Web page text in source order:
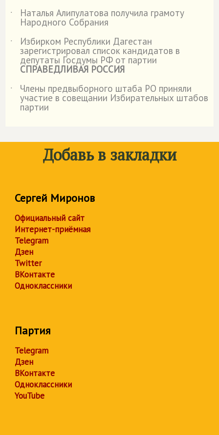
˙
Наталья Алипулатова получила грамоту
Народного Собрания
˙
Избирком Республики Дагестан
зарегистрировал список кандидатов в
депутаты Госдумы РФ от партии
СПРАВЕДЛИВАЯ РОССИЯ
˙
Члены предвыборного штаба РО приняли
участие в совещании Избирательных штабов
партии
Добавь в закладки
Сергей Миронов
Официальный сайт
Интернет-приёмная
Telegram
Дзен
Twitter
ВКонтакте
Одноклассники
Партия
Telegram
Дзен
ВКонтакте
Одноклассники
YouTube